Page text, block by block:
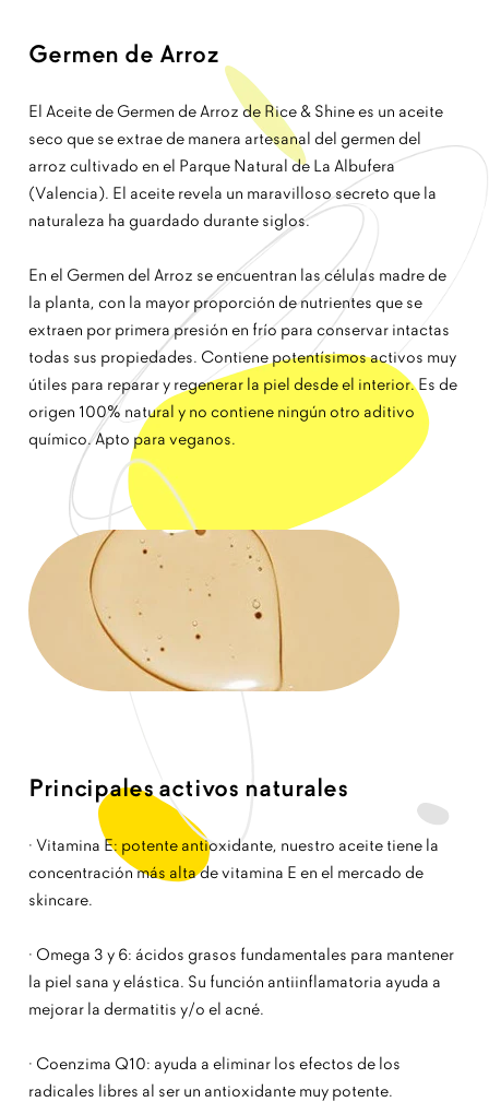
Germen de Arroz
El Aceite de Germen de Arroz de Rice & Shine es un aceite
seco que se extrae de manera artesanal del germen del
arroz cultivado en el Parque Natural de La Albufera
(Valencia). El aceite revela un maravilloso secreto que la
naturaleza ha guardado durante siglos.
En el Germen del Arroz se encuentran las células madre de
la planta, con la mayor proporción de nutrientes que se
extraen por primera presión en frío para conservar intactas
todas sus propiedades. Contiene potentísimos activos muy
útiles para reparar y regenerar la piel desde el interior. Es de
origen 100% natural y no contiene ningún otro aditivo
químico. Apto para veganos.
Principales activos naturales
· Vitamina E: potente antioxidante, nuestro aceite tiene la
concentración más alta de vitamina E en el mercado de
skincare.
· Omega 3 y 6: ácidos grasos fundamentales para mantener
la piel sana y elástica. Su función antiinflamatoria ayuda a
mejorar la dermatitis y/o el acné.
· Coenzima Q10: ayuda a eliminar los efectos de los
radicales libres al ser un antioxidante muy potente.